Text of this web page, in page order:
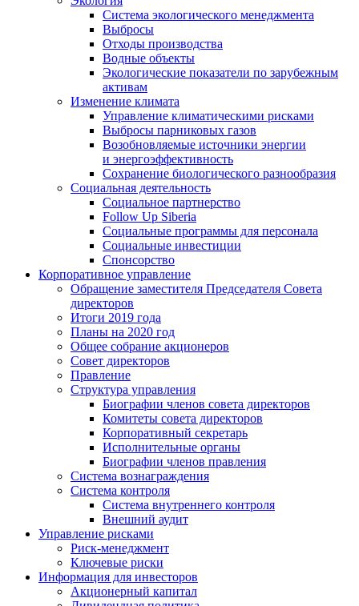
Система экологического менеджмента
Выбросы
Отходы производства
Водные объекты
Экологические показатели по зарубежным
активам
Изменение климата
Управление климатическими рисками
Выбросы парниковых газов
Возобновляемые источники энергии
и энергоэффективность
Сохранение биологического разнообразия
Социальная деятельность
Социальное партнерство
Follow Up Siberia
Социальные программы для персонала
Социальные инвестиции
Спонсорство
Корпоративное управление
Обращение заместителя Председателя Совета
директоров
Итоги 2019 года
Планы на 2020 год
Общее собрание акционеров
Совет директоров
Правление
Структура управления
Биографии членов совета директоров
Комитеты совета директоров
Корпоративный секретарь
Исполнительные органы
Биографии членов правления
Система вознаграждения
Система контроля
Система внутреннего контроля
Внешний аудит
Управление рисками
Риск-менеджмент
Ключевые риски
Информация для инвесторов
Акционерный капитал